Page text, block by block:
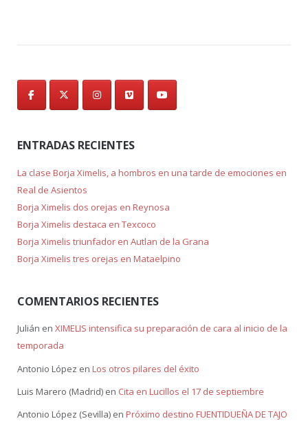
ENTRADAS RECIENTES
La clase Borja Ximelis, a hombros en una tarde de emociones en
Real de Asientos
Borja Ximelis dos orejas en Reynosa
Borja Ximelis destaca en Texcoco
Borja Ximelis triunfador en Autlan de la Grana
Borja Ximelis tres orejas en Mataelpino
COMENTARIOS RECIENTES
Julián en XIMELIS intensifica su preparación de cara al inicio de la
temporada
Antonio López en Los otros pilares del éxito
Luis Marero (Madrid)en Cita en Lucillos el 17 de septiembre
Antonio López (Sevilla)en Próximo destino FUENTIDUEÑA DE TAJO